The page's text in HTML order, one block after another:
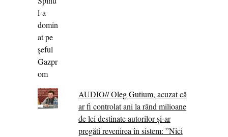
AUDIO// Oleg Gutium, acuzat că
ar fi controlat ani la rând milioane
de lei destinate autorilor și-ar
pregăti revenirea în sistem: ”Nici